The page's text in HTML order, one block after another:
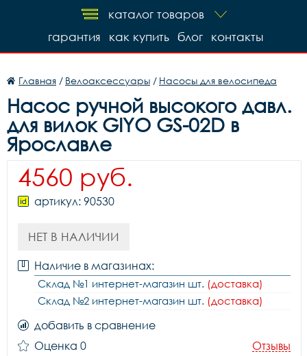
каталог товаров
контакты
блог
как купить
гарантия
Главная / Велоаксессуары / Насосы для велосипеда
Насос ручной высокого давл.
для вилок GIYO GS-02D в
Ярославле
4560 руб.
артикул: 90530
НЕТ В НАЛИЧИИ
Наличие в магазинах:
Склад №1 интернет-магазин шт. (доставка)
Склад №2 интернет-магазин шт. (доставка)
добавить в сравнение
Оценка 0
Отзывы